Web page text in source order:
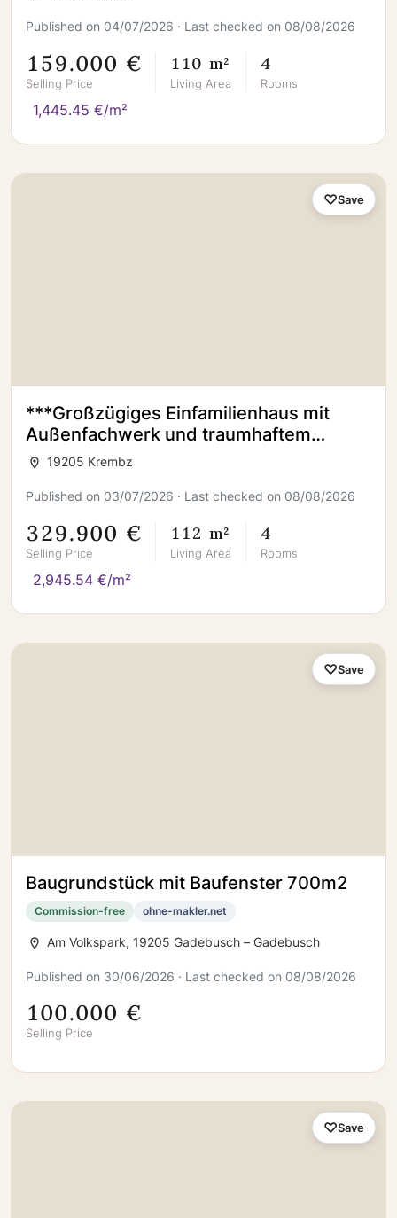
Published on 04/07/2026 · Last checked on 08/08/2026
159.000 €
Selling Price
110 m²
Living Area
4
Rooms
1,445.45 €/m²
***Großzügiges Einfamilienhaus mit
Außenfachwerk und traumhaftem
Garten***
19205 Krembz
Published on 03/07/2026 · Last checked on 08/08/2026
329.900 €
Selling Price
112 m²
Living Area
4
Rooms
2,945.54 €/m²
Save
Baugrundstück mit Baufenster 700m2
Commission-free ohne-makler.net
Am Volkspark, 19205 Gadebusch – Gadebusch
Published on 30/06/2026 · Last checked on 08/08/2026
100.000 €
Selling Price
Save
Save